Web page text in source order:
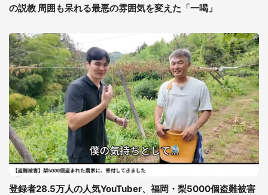
の説教 周囲も呆れる最悪の雰囲気を変えた「一喝」
登録者28.5万人の人気YouTuber、福岡・梨5000個盗難被害